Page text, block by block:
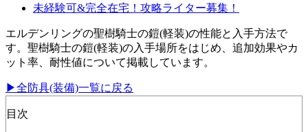
未経験可&完全在宅！攻略ライター募集！
エルデンリングの聖樹騎士の鎧(軽装)の性能と入手方法で
す。聖樹騎士の鎧(軽装)の入手場所をはじめ、追加効果やカ
ット率、耐性値について掲載しています。
▶全防具(装備)一覧に戻る
目次